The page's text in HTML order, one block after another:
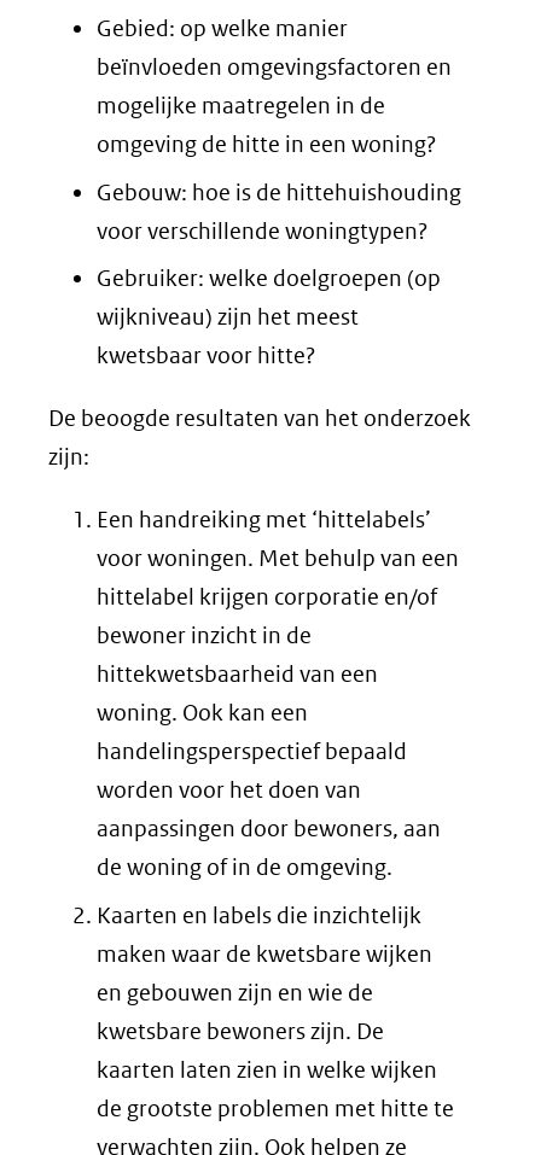
Gebied: op welke manier
beïnvloeden omgevingsfactoren en
mogelijke maatregelen in de
omgeving de hitte in een woning?
Gebouw: hoe is de hittehuishouding
voor verschillende woningtypen?
Gebruiker: welke doelgroepen (op
wijkniveau) zijn het meest
kwetsbaar voor hitte?
De beoogde resultaten van het onderzoek
zijn:
Een handreiking met ‘hittelabels’
voor woningen. Met behulp van een
hittelabel krijgen corporatie en/of
bewoner inzicht in de
hittekwetsbaarheid van een
woning. Ook kan een
handelingsperspectief bepaald
worden voor het doen van
aanpassingen door bewoners, aan
de woning of in de omgeving.
Kaarten en labels die inzichtelijk
maken waar de kwetsbare wijken
en gebouwen zijn en wie de
kwetsbare bewoners zijn. De
kaarten laten zien in welke wijken
de grootste problemen met hitte te
verwachten zijn. Ook helpen ze